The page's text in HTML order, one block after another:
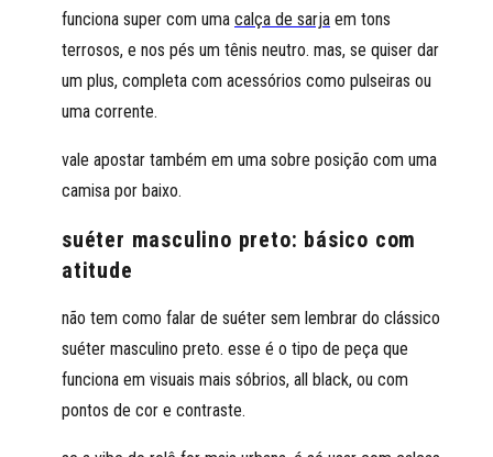
funciona super com uma calça de sarja em tons
terrosos, e nos pés um tênis neutro. mas, se quiser dar
um plus, completa com acessórios como pulseiras ou
uma corrente.
vale apostar também em uma sobre posição com uma
camisa por baixo.
suéter masculino preto: básico com
atitude
não tem como falar de suéter sem lembrar do clássico
suéter masculino preto. esse é o tipo de peça que
funciona em visuais mais sóbrios, all black, ou com
pontos de cor e contraste.